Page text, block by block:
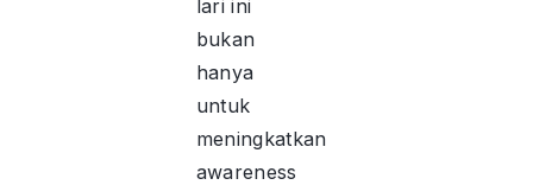
lari ini
bukan
hanya
untuk
meningkatkan
awareness